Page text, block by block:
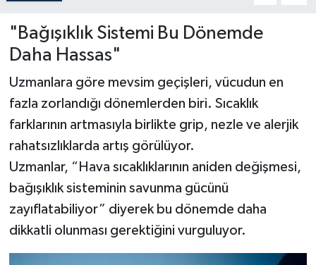
"Bağışıklık Sistemi Bu Dönemde
Daha Hassas"
Uzmanlara göre mevsim geçişleri, vücudun en
fazla zorlandığı dönemlerden biri. Sıcaklık
farklarının artmasıyla birlikte grip, nezle ve alerjik
rahatsızlıklarda artış görülüyor.
Uzmanlar, “Hava sıcaklıklarının aniden değişmesi,
bağışıklık sisteminin savunma gücünü
zayıflatabiliyor” diyerek bu dönemde daha
dikkatli olunması gerektiğini vurguluyor.